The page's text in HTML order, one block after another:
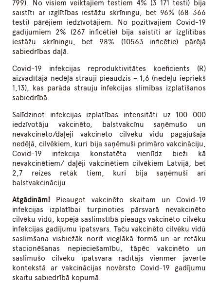
799). No visiem veiktajiem testiem 4% (3 171 testi) bija
saistīti ar izglītības iestāžu skrīningu, bet 96% (68 366
testi) pārējiem iedzīvotājiem. No pozitīvajiem Covid-19
gadījumiem 2% (267 inficētie) bija saistīti ar izglītības
iestāžu skrīningu, bet 98% (10563 inficētie) pārējā
sabiedrības daļā.
Covid-19 infekcijas reproduktivitātes koeficients (R)
aizvadītājā nedēļā strauji pieaudzis – 1,6 (nedēļu iepriekš
1,13), kas parāda strauju infekcijas slimības izplatīšanos
sabiedrībā.
Salīdzinot infekcijas izplatības intensitāti uz 100 000
iedzīvotāju vakcinēto, balstvakcīnu saņēmušo un
nevakcinēto/daļēji vakcinēto cilvēku vidū pagājušajā
nedēļā, cilvēkiem, kuri bija saņēmuši primāro vakcināciju,
Covid-19 infekcija konstatēta vienlīdz bieži kā
nevakcinētiem/ daļēji vakcinētiem cilvēkiem Latvijā, bet
2,7 reizes retāk tiem, kuri bija saņēmuši arī
balstvakcināciju.
Atgādinām! Pieaugot vakcinēto skaitam un Covid-19
infekcijas izplatībai turpinoties pārsvarā nevakcinēto
cilvēku vidū, kopējā saslimstībā pieaugs vakcinēto cilvēku
infekcijas gadījumu īpatsvars. Taču vakcinēto cilvēku vidū
saslimšana visbiežāk norit vieglākā formā un ar retāku
stacionēšanas nepieciešamību, tāpēc vakcinēto un
saslimušo cilvēku īpatsvara rādītājs vienmēr jāvērtē
kontekstā ar vakcinācijas novērsto Covid-19 gadījumu
skaitu sabiedrībā kopumā.